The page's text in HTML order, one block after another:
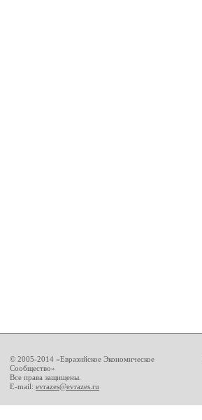
© 2005-2014 «Евразийское Экономическое
Сообщество»
Все права защищены.
E-mail: evrazes@evrazes.ru